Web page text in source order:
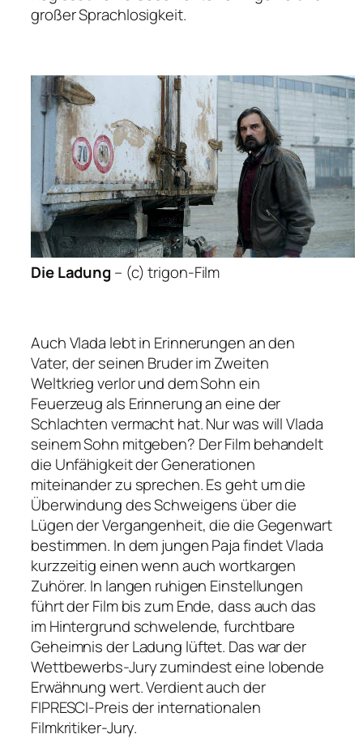
großer Sprachlosigkeit.
Die Ladung – (c) trigon-Film
Auch Vlada lebt in Erinnerungen an den
Vater, der seinen Bruder im Zweiten
Weltkrieg verlor und dem Sohn ein
Feuerzeug als Erinnerung an eine der
Schlachten vermacht hat. Nur was will Vlada
seinem Sohn mitgeben? Der Film behandelt
die Unfähigkeit der Generationen
miteinander zu sprechen. Es geht um die
Überwindung des Schweigens über die
Lügen der Vergangenheit, die die Gegenwart
bestimmen. In dem jungen Paja findet Vlada
kurzzeitig einen wenn auch wortkargen
Zuhörer. In langen ruhigen Einstellungen
führt der Film bis zum Ende, dass auch das
im Hintergrund schwelende, furchtbare
Geheimnis der Ladung lüftet. Das war der
Wettbewerbs-Jury zumindest eine lobende
Erwähnung wert. Verdient auch der
FIPRESCI-Preis der internationalen
Filmkritiker-Jury.